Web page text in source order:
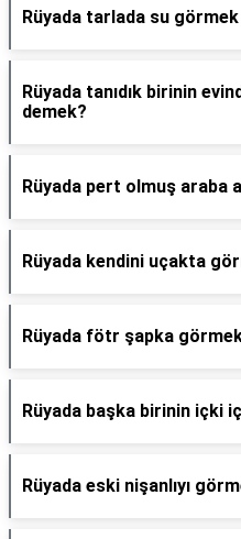
Rüyada tarlada su
Rüyada tanıdık birinin
demek?
Rüyada pert olmuş araba
Rüyada kendini uçakta
Rüyada fötr şapka
Rüyada başka birinin içki
Rüyada eski nişanlıyı